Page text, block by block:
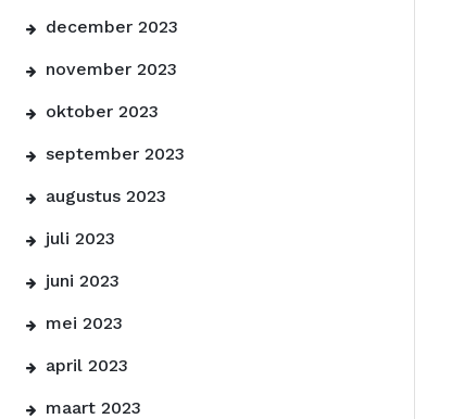
december 2023
november 2023
oktober 2023
september 2023
augustus 2023
juli 2023
juni 2023
mei 2023
april 2023
maart 2023